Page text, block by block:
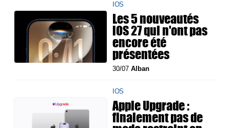
IOS
Les 5 nouveautés
iOS 27 qui n'ont pas
encore été
présentées
30/07Alban
IOS
Apple Upgrade :
finalement pas de